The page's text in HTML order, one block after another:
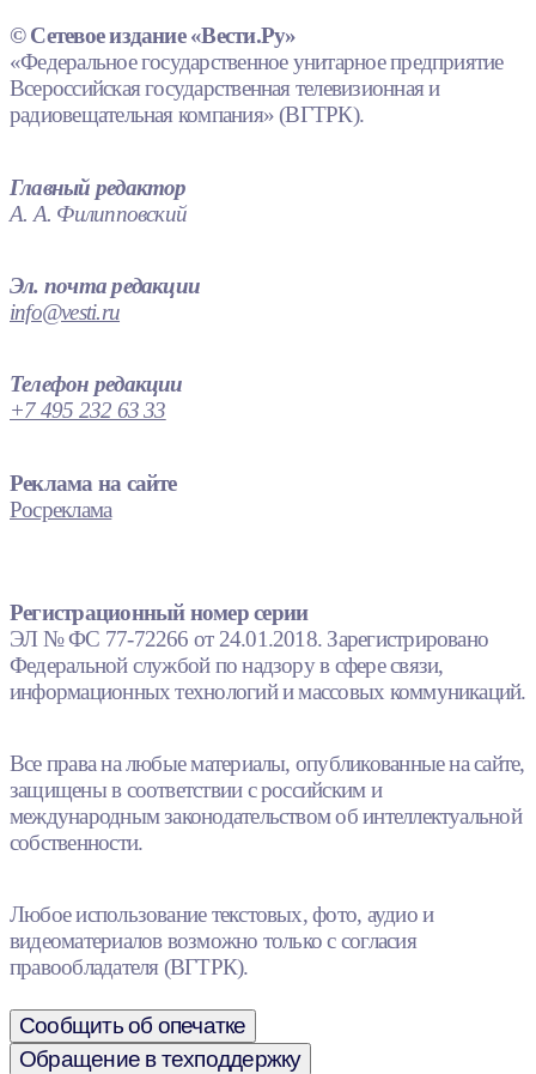
© Сетевое издание «Вести.Ру»
«Федеральное государственное унитарное предприятие
Всероссийская государственная телевизионная и
радиовещательная компания» (ВГТРК).
Главный редактор
А. А. Филипповский
Эл. почта редакции
info@vesti.ru
Телефон редакции
+7 495 232 63 33
Реклама на сайте
Росреклама
Регистрационный номер серии
ЭЛ № ФС 77-72266 от 24.01.2018. Зарегистрировано
Федеральной службой по надзору в сфере связи,
информационных технологий и массовых коммуникаций.
Все права на любые материалы, опубликованные на сайте,
защищены в соответствии с российским и
международным законодательством об интеллектуальной
собственности.
Любое использование текстовых, фото, аудио и
видеоматериалов возможно только с согласия
правообладателя (ВГТРК).
Сообщить об опечатке
Обращение в техподдержку